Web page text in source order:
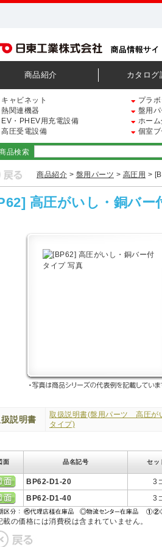
商品紹介 カタログ
キャビネット プラ
熱関連機器
盤用
EV・PHEV用充電設備
ホー
高圧受電設備
個室
品検索
商品紹介 > 盤用パーツ > 高圧用 >
高圧がいし・銅バー
説明書
取扱説明書(盤用パーツ 高圧が
タイプ)
面 品名記号 セッ
BP62-D1-20 3
BP62-D1-40
3
載の価格には消費税は含まれていません。